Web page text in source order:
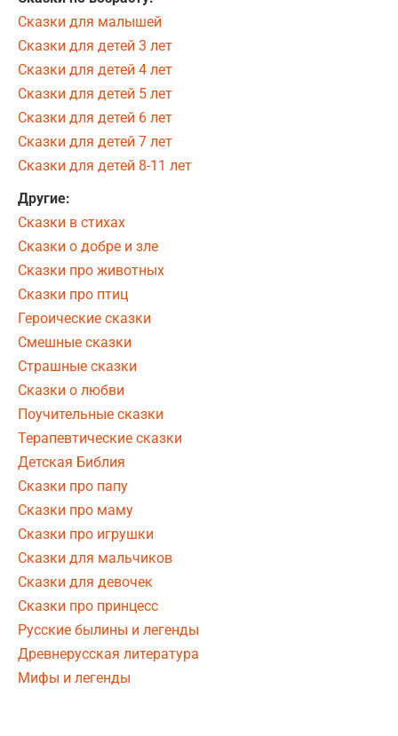
Сказки для малышей
Сказки для детей 3 лет
Сказки для детей 4 лет
Сказки для детей 5 лет
Сказки для детей 6 лет
Сказки для детей 7 лет
Сказки для детей 8-11 лет
Другие:
Сказки в стихах
Сказки о добре и зле
Сказки про животных
Сказки про птиц
Героические сказки
Смешные сказки
Страшные сказки
Сказки о любви
Поучительные сказки
Терапевтические сказки
Детская Библия
Сказки про папу
Сказки про маму
Сказки про игрушки
Сказки для мальчиков
Сказки для девочек
Сказки про принцесс
Русские былины и легенды
Древнерусская литература
Мифы и легенды